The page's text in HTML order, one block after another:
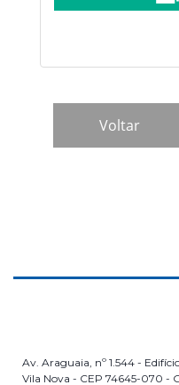
Av. Araguaia, nº 1.544 -
Vila Nova - CEP 74645-070 -